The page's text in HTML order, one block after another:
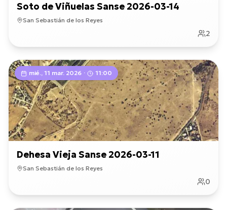
Soto de Viñuelas Sanse 2026-03-14
San Sebastián de los Reyes
2
mié., 11 mar. 2026 · 11:00
Dehesa Vieja Sanse 2026-03-11
San Sebastián de los Reyes
0